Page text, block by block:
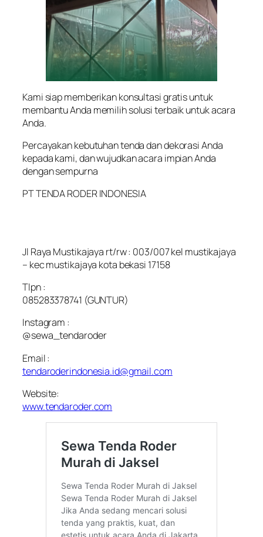
Kami siap memberikan konsultasi gratis untuk
membantu Anda memilih solusi terbaik untuk acara
Anda.
Percayakan kebutuhan tenda dan dekorasi Anda
kepada kami, dan wujudkan acara impian Anda
dengan sempurna
PT TENDA RODER INDONESIA
Jl Raya Mustikajaya rt/rw : 003/007 kel mustikajaya
– kec mustikajaya kota bekasi 17158
Tlpn :
085283378741 (GUNTUR)
Instagram :
@sewa_tendaroder
Email :
tendaroderindonesia.id@gmail.com
Website:
www.tendaroder.com